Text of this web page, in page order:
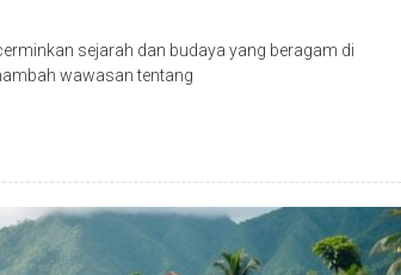
sejarah dan budaya yang beragam di
wawasan tentang